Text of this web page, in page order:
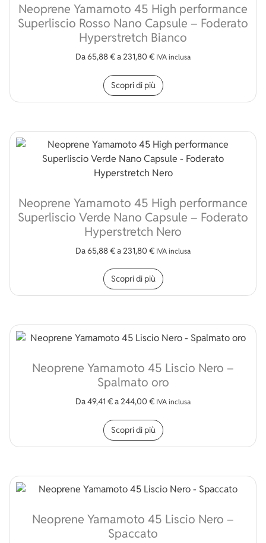
Neoprene Yamamoto 45 High performance
Superliscio Rosso Nano Capsule – Foderato
Hyperstretch Bianco
Da65,88€a231,80 € IVA inclusa
Scopri di più
Neoprene Yamamoto 45 High performance
Superliscio Verde Nano Capsule – Foderato
Hyperstretch Nero
Da65,88€a231,80 € IVA inclusa
Scopri di più
Neoprene Yamamoto 45 Liscio Nero –
Spalmato oro
Da49,41 €a244,00 € IVA inclusa
Scopri di più
Neoprene Yamamoto 45 Liscio Nero –
Spaccato